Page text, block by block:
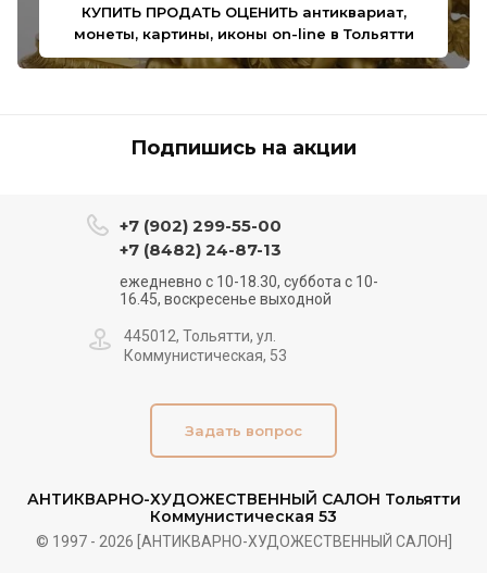
КУПИТЬ ПРОДАТЬ ОЦЕНИТЬ антиквариат,
монеты, картины, иконы on-line в Тольятти
Подпишись на акции
АНТИКВАРНО-ХУДОЖЕСТВЕННЫЙ САЛОН Тольятти
Коммунистическая 53
© 1997 - 2026 [АНТИКВАРНО-ХУДОЖЕСТВЕННЫЙ САЛОН]
+7 (902) 299-55-00
+7 (8482) 24-87-13
ежедневно с 10-18.30, суббота с 10-
16.45, воскресенье выходной
445012, Тольятти, ул.
Коммунистическая, 53
Задать вопрос